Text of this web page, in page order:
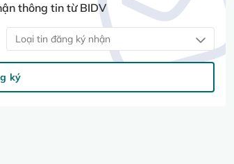
thông tin từ BIDV
Loại tin đăng ký nhận
ký